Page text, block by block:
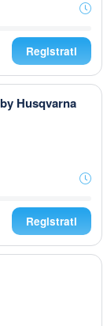
Registrati
Husqvarna
Registrati